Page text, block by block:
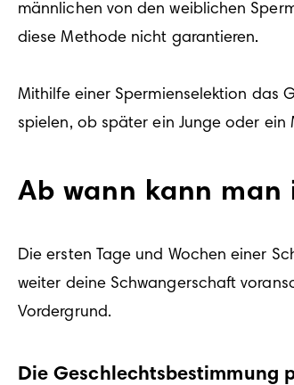
männlichen von den weiblichen
diese Methode nicht garantieren.
Mithilfe einer Spermienselektion das
spielen, ob später ein Junge oder ein
Ab wann kann
Die ersten Tage und Wochen einer
weiter deine Schwangerschaft
Vordergrund.
Die Geschlechtsbestimmung